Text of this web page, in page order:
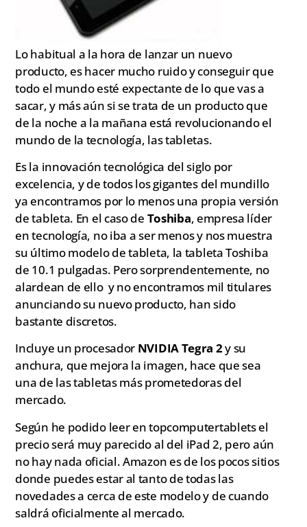
Lo habitual a la hora de lanzar un nuevo
producto, es hacer mucho ruido y conseguir que
todo el mundo esté expectante de lo que vas a
sacar, y más aún si se trata de un producto que
de la noche a la mañana está revolucionando el
mundo de la tecnología, las tabletas.
Es la innovación tecnológica del siglo por
excelencia, y de todos los gigantes del mundillo
ya encontramos por lo menos una propia versión
de tableta. En el caso de Toshiba, empresa líder
en tecnología, no iba a ser menos y nos muestra
su último modelo de tableta, la tableta Toshiba
de 10.1 pulgadas. Pero sorprendentemente, no
alardean de ello y no encontramos mil titulares
anunciando su nuevo producto, han sido
bastante discretos.
Incluye un procesador NVIDIA Tegra 2y su
anchura, que mejora la imagen, hace que sea
una de las tabletas más prometedoras del
mercado.
Según he podido leer en topcomputertablets el
precio será muy parecido al del iPad 2, pero aún
no hay nada oficial. Amazon es de los pocos sitios
donde puedes estar al tanto de todas las
novedades a cerca de este modelo y de cuando
saldrá oficialmente al mercado.